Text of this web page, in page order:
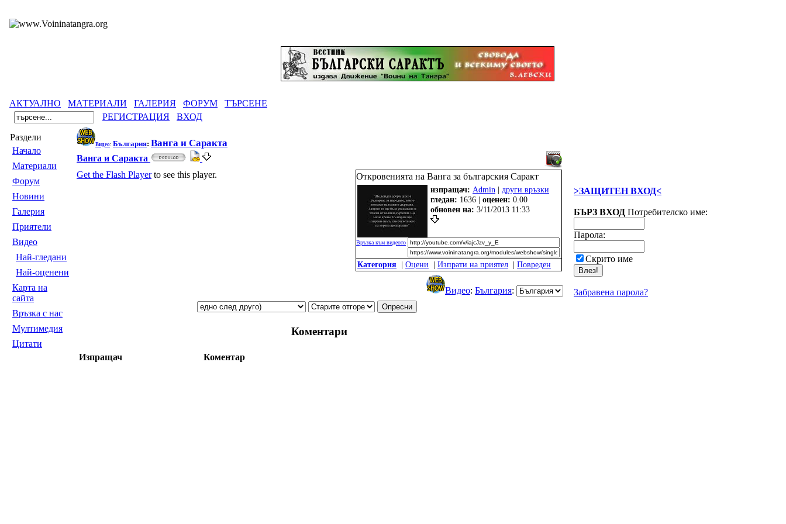
АКТУАЛНО МАТЕРИАЛИ ГАЛЕРИЯ ФОРУМ
ТЪРСЕНЕ
РЕГИСТРАЦИЯ
ВХОД
Раздели
Началo
Материали
Форум
Новини
Галерия
Приятели
Видео
Най-гледани
Най-оценени
Карта на
сайта
Връзка с нас
Мултимедия
Цитати
Видео: България: Ванга и Саракта
Ванга и Саракта
Get the Flash Playerto see this player. Откровенията на Ванга за българския Саракт
изпращач: Admin | други връзки
гледан: 1636 | оценен: 0.00
oбновен на: 3/11/2013 11:33
Връзка към видеото
Категория| Оцени Изпрати на приятел| Повреден
Видео: България:
Коментари
Изпращач Коментар
>ЗАЩИТЕН ВХОД<
БЪРЗ ВХОД Потребителско име:
Парола:
Скрито име
Забравена парола?